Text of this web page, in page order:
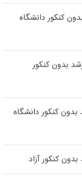
کنکور دانشگاه
بدون کنکور
کنکور دانشگاه
کنکور آزاد